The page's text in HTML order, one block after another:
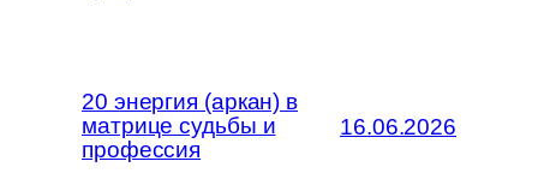
20 энергия (аркан) в
матрице судьбы и
профессия
16.06.2026